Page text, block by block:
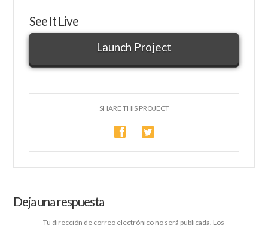
See It Live
Launch Project
SHARE THIS PROJECT
Deja una respuesta
Tu dirección de correo electrónico no será publicada. Los